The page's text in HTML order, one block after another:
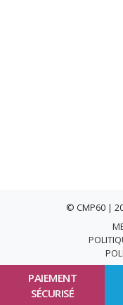
PAIEMENT
SÉCURISÉ
© CMP60 |